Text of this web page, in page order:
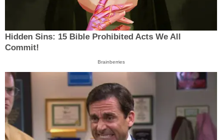
Hidden Sins: 15 Bible Prohibited Acts We All
Commit!
Brainberries